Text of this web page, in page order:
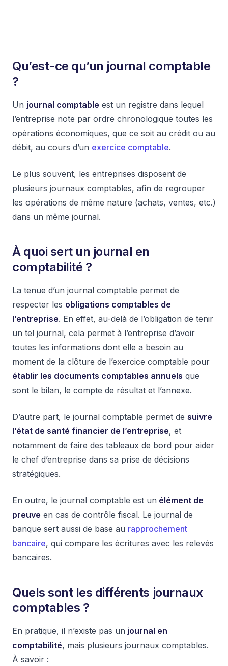
Qu’est-ce qu’un journal comptable
?
Un journal comptable est un registre dans lequel
l’entreprise note par ordre chronologique toutes les
opérations économiques, que ce soit au crédit ou au
débit, au cours d’un exercice comptable.
Le plus souvent, les entreprises disposent de
plusieurs journaux comptables, afin de regrouper
les opérations de même nature (achats, ventes, etc.)
dans un même journal.
À quoi sert un journal en
comptabilité ?
La tenue d’un journal comptable permet de
respecter les obligations comptables de
l’entreprise. En effet, au-delà de l’obligation de tenir
un tel journal, cela permet à l’entreprise d’avoir
toutes les informations dont elle a besoin au
moment de la clôture de l’exercice comptable pour
établir les documents comptables annuels que
sont le bilan, le compte de résultat et l’annexe.
D’autre part, le journal comptable permet de suivre
l’état de santé financier de l’entreprise, et
notamment de faire des tableaux de bord pour aider
le chef d’entreprise dans sa prise de décisions
stratégiques.
En outre, le journal comptable est un élément de
preuve en cas de contrôle fiscal. Le journal de
banque sert aussi de base au rapprochement
bancaire, qui compare les écritures avec les relevés
bancaires.
Quels sont les différents journaux
comptables ?
En pratique, il n’existe pas un journal en
comptabilité, mais plusieurs journaux comptables.
À savoir :